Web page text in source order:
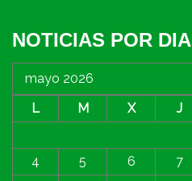
NOTICIAS POR DIA
mayo 2026
L
M X J
4
5 6 7